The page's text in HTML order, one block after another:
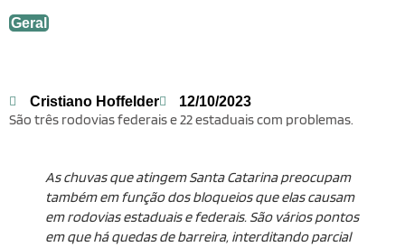
Geral
Cristiano Hoffelder 12/10/2023
São três rodovias federais e 22 estaduais com problemas.
As chuvas que atingem Santa Catarina preocupam
também em função dos bloqueios que elas causam
em rodovias estaduais e federais. São vários pontos
em que há quedas de barreira, interditando parcial